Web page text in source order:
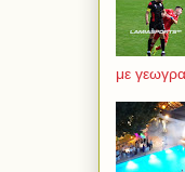
με